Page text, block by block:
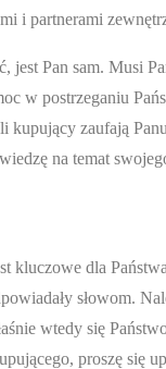
i partnerami
jest Pan sam. Musi
w postrzeganiu
kupujący zaufają
na temat
dla
słowom.
wtedy się
proszę się